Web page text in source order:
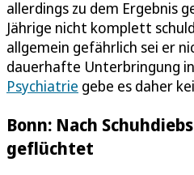
allerdings zu dem Ergebnis
Jährige nicht komplett
allgemein gefährlich sei er
dauerhafte Unterbringung
Psychiatrie gebe es daher
Bonn: Nach
geflüchtet